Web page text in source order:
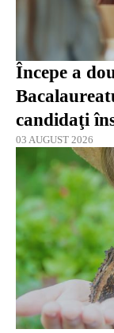
Începe a
candidaţi
03 AUGUST 2026